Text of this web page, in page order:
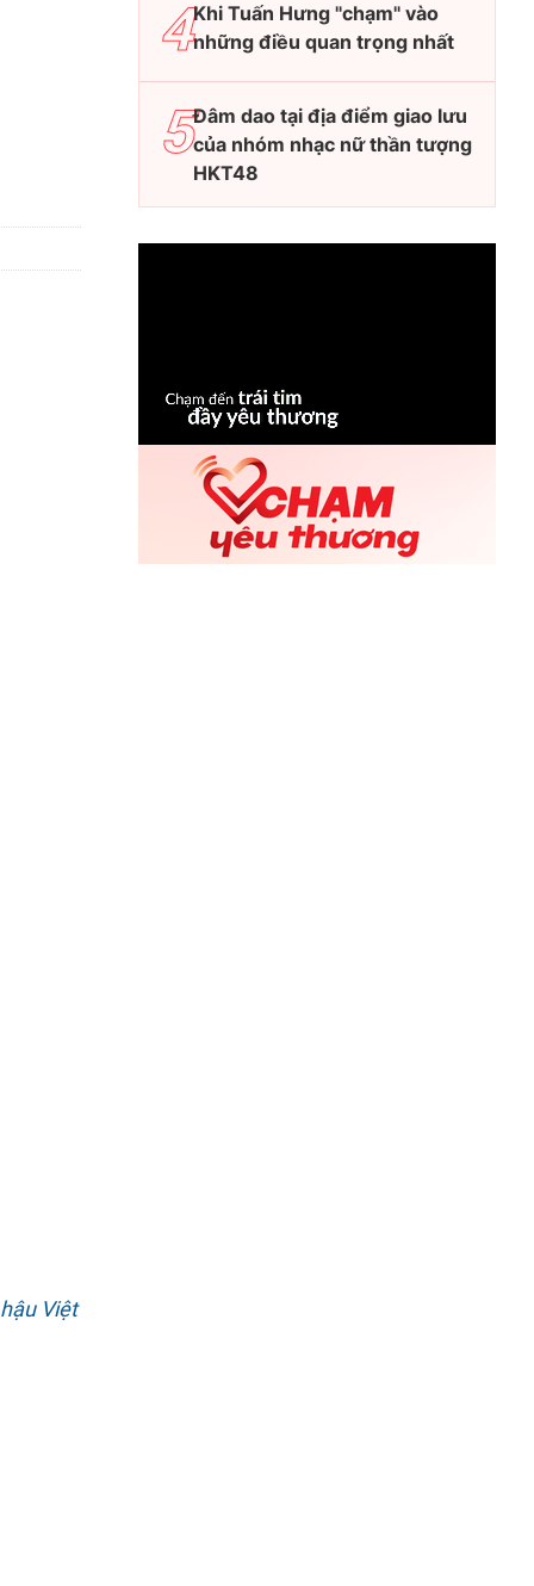
Việt
Khi Tuấn Hưng "chạm" vào
những điều quan trọng nhất
Đâm dao tại địa điểm giao lưu
của nhóm nhạc nữ thần tượng
HKT48